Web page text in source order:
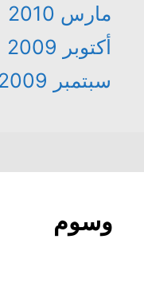
مارس 2010
أكتوبر 2009
سبتمبر 2009
وسوم